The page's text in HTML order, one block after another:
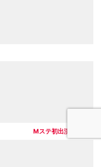
Mステ初出演